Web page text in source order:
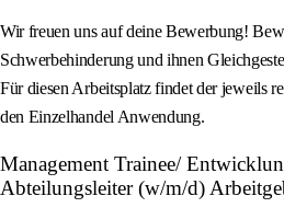
Wir freuen uns auf deine Bewerbung!
Schwerbehinderung und ihnen
Für diesen Arbeitsplatz findet der jeweils
den Einzelhandel Anwendung.
Management Trainee/
Abteilungsleiter (w/m/d)